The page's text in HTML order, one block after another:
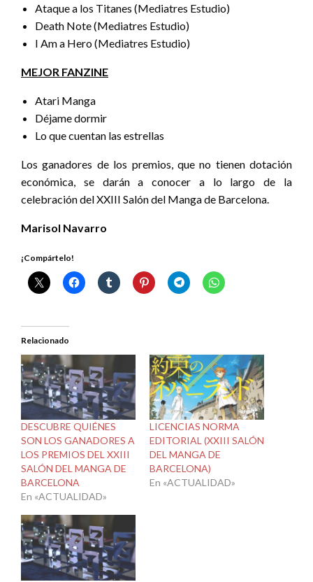
Ataque a los Titanes (Mediatres Estudio)
Death Note (Mediatres Estudio)
I Am a Hero (Mediatres Estudio)
MEJOR FANZINE
Atari Manga
Déjame dormir
Lo que cuentan las estrellas
Los ganadores de los premios, que no tienen dotación
económica, se darán a conocer a lo largo de la
celebración del XXIII Salón del Manga de Barcelona.
Marisol Navarro
¡Compártelo!
Relacionado
DESCUBRE QUIÉNES
SON LOS GANADORES A
LOS PREMIOS DEL XXIII
SALÓN DEL MANGA DE
BARCELONA
En «ACTUALIDAD»
LICENCIAS NORMA
EDITORIAL (XXIII SALÓN
DEL MANGA DE
BARCELONA)
En «ACTUALIDAD»